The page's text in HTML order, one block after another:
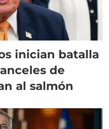
inician batalla
de
al salmón